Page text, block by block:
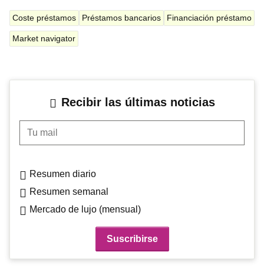
Coste préstamos Préstamos bancarios Financiación préstamo
Market navigator
Recibir las últimas noticias
Tu mail
Resumen diario
Resumen semanal
Mercado de lujo (mensual)